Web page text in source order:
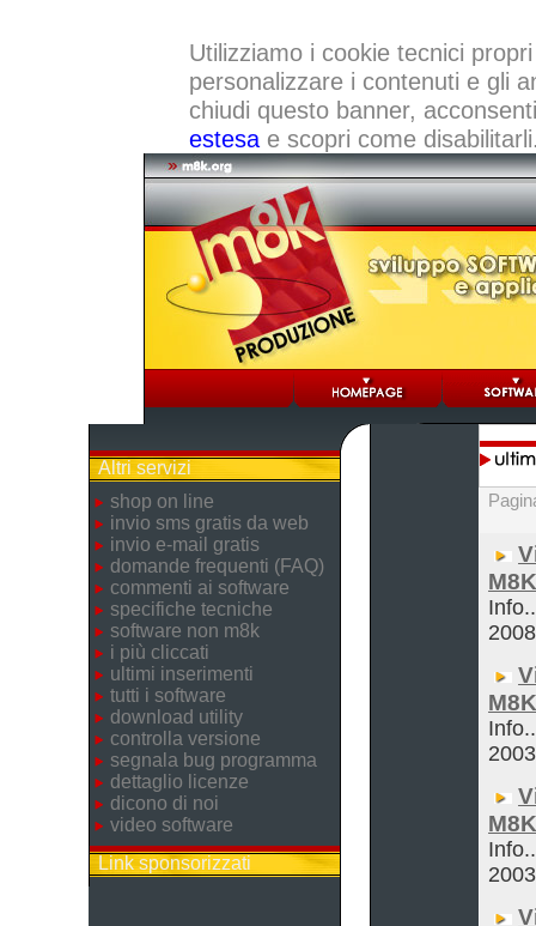
Utilizziamo i cookie tecnici
personalizzare i contenuti e gli
chiudi questo banner,
estesae scopri come
Altri servizi
shop on line
invio sms gratis da web
invio e-mail gratis
domande frequenti (FAQ)
commenti ai software
specifiche tecniche
software non m8k
i più cliccati
ultimi inserimenti
tutti i software
download utility
controlla versione
segnala bug programma
dettaglio licenze
dicono di noi
video software
Link sponsorizzati
2008
2003
2003